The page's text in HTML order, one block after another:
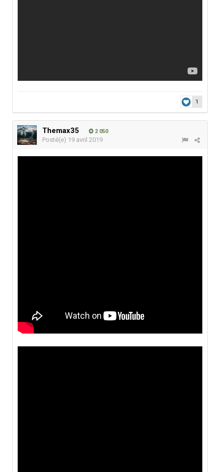
1
Themax35 2 050
Posté(e) 19 avril 2019